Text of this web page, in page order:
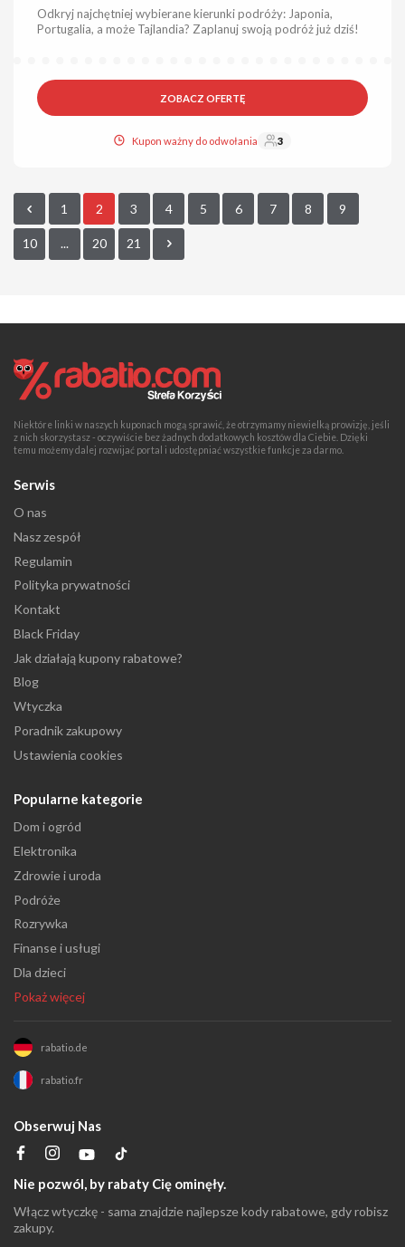
Odkryj najchętniej wybierane kierunki podróży: Japonia,
Portugalia, a może Tajlandia? Zaplanuj swoją podróż już dziś!
ZOBACZ OFERTĘ
Kupon ważny do odwołania 3
1 2 3 4 5 6 7 8 9
10 ... 20 21
Niektóre linki w naszych kuponach mogą sprawić, że otrzymamy niewielką prowizję, jeśli
z nich skorzystasz - oczywiście bez żadnych dodatkowych kosztów dla Ciebie. Dzięki
temu możemy dalej rozwijać portal i udostępniać wszystkie funkcje za darmo.
Serwis
O nas
Nasz zespół
Regulamin
Polityka prywatności
Kontakt
Black Friday
Jak działają kupony rabatowe?
Blog
Wtyczka
Poradnik zakupowy
Ustawienia cookies
Popularne kategorie
Dom i ogród
Elektronika
Zdrowie i uroda
Podróże
Rozrywka
Finanse i usługi
Dla dzieci
Pokaż więcej
rabatio.de
rabatio.fr
Obserwuj Nas
Nie pozwól, by rabaty Cię ominęły.
Włącz wtyczkę - sama znajdzie najlepsze kody rabatowe, gdy robisz
zakupy.